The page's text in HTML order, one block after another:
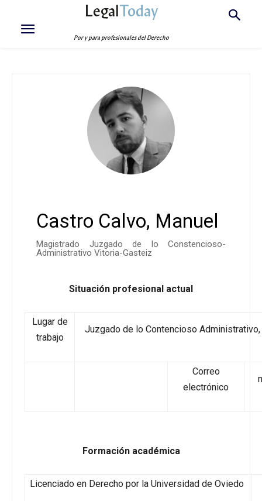
LegalToday
Por y para profesionales del Derecho
Castro Calvo, Manuel
Magistrado Juzgado de lo Constencioso-
Administrativo Vitoria-Gasteiz
Situación profesional actual
Lugar de
trabajo
Juzgado de lo Contencioso
Correo
electrónico
Formación académica
Licenciado en Derecho por la Universidad de Oviedo